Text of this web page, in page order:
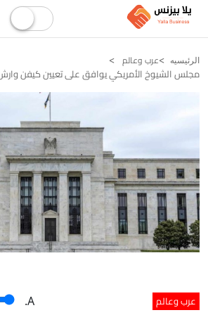
الرئيسيه عرب وعالم
مجلس الشيوخ الأمريكي يوافق على تعيين كيفن وارش
عرب وعالم .A